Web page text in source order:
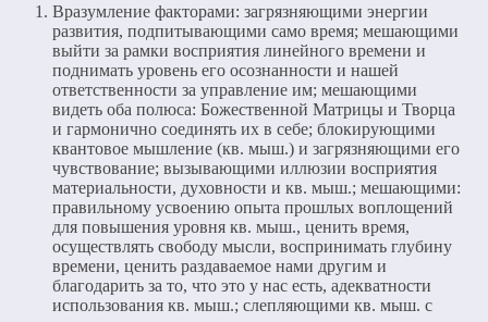
Вразумление факторами: загрязняющими энергии
развития, подпитывающими само время; мешающими
выйти за рамки восприятия линейного времени и
поднимать уровень его осознанности и нашей
ответственности за управление им; мешающими
видеть оба полюса: Божественной Матрицы и Творца
и гармонично соединять их в себе; блокирующими
квантовое мышление (кв. мыш.) и загрязняющими его
чувствование; вызывающими иллюзии восприятия
материальности, духовности и кв. мыш.; мешающими:
правильному усвоению опыта прошлых воплощений
для повышения уровня кв. мыш., ценить время,
осуществлять свободу мысли, воспринимать глубину
времени, ценить раздаваемое нами другим и
благодарить за то, что это у нас есть, адекватности
использования кв. мыш.; слепляющими кв. мыш. с